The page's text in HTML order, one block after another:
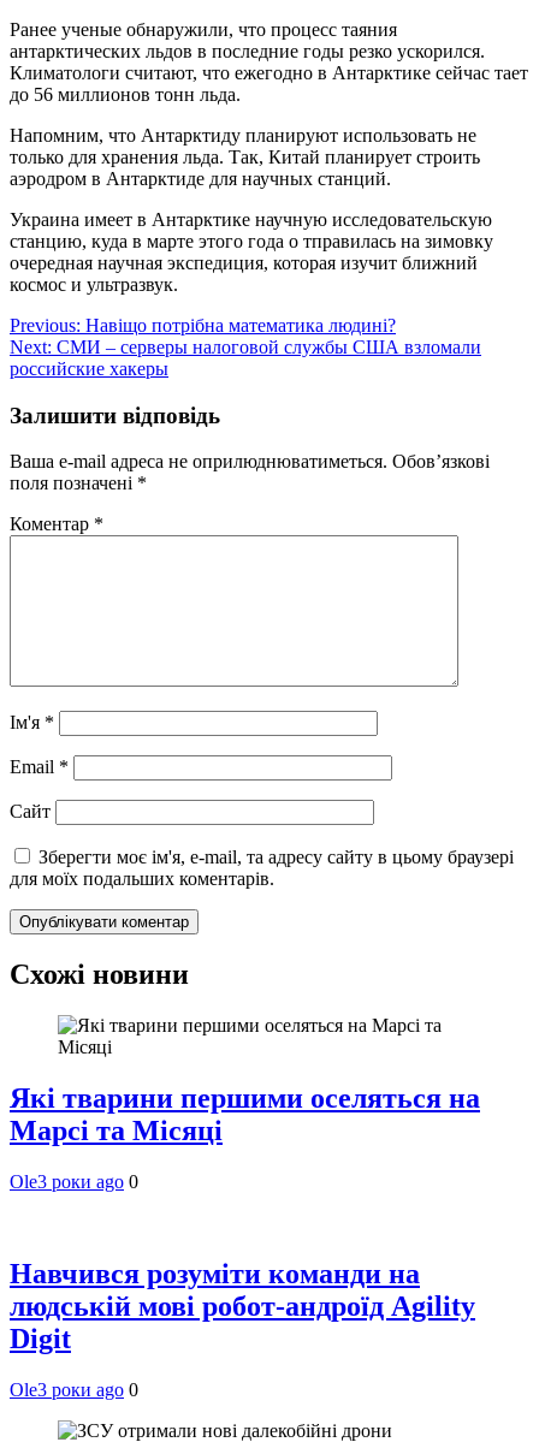
Ранее ученые обнаружили, что процесс таяния
антарктических льдов в последние годы резко ускорился.
Климатологи считают, что ежегодно в Антарктике сейчас тает
до 56 миллионов тонн льда.
Напомним, что Антарктиду планируют использовать не
только для хранения льда. Так, Китай планирует строить
аэродром в Антарктиде для научных станций.
Украина имеет в Антарктике научную исследовательскую
станцию, куда в марте этого года о тправилась на зимовку
очередная научная экспедиция, которая изучит ближний
космос и ультразвук.
Навігація
записів
Previous: Навіщо потрібна математика людині?
Next: СМИ – серверы налоговой службы США взломали
российские хакеры
Залишити відповідь
Ваша e-mail адреса не оприлюднюватиметься. Обов’язкові
поля позначені *
Коментар *
Ім'я *
Email *
Сайт
Зберегти моє ім'я, e-mail, та адресу сайту в цьому браузері
для моїх подальших коментарів.
Схожі новини
Які тварини першими оселяться на
Марсі та Місяці
Ole3 роки ago 0
Навчився розуміти команди на
людській мові робот-андроїд Agility
Digit
Ole3 роки ago 0